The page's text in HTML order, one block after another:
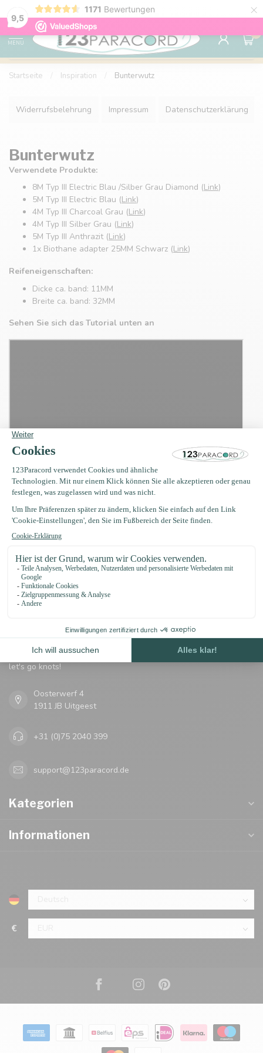
9,5
1171 Bewertungen ×
Sparen Sie mit Ihrem Konto und sichern Sie sich
Rabatte.
MENU
0
Startseite Inspiration Bunterwutz
Widerrufsbelehrung Impressum Datenschutzerklärung
Bunterwutz
Verwendete Produkte:
8M Typ III Electric Blau /Silber Grau Diamond (Link)
5M Typ III Electric Blau (Link)
4M Typ III Charcoal Grau (Link)
4M Typ III Silber Grau (Link)
5M Typ III Anthrazit (Link)
1x Biothane adapter 25MM Schwarz (Link)
Reifeneigenschaften:
Dicke ca. band: 11MM
Breite ca. band: 32MM
Sehen Sie sich das Tutorial unten an
Erhalten Sie sofort 5 % Rabatt!
123Paracord
let's go knots!
Oosterwerf 4
1911 JB Uitgeest
+31 (0)75 2040 399
support@123paracord.de
Kategorien
Informationen
€